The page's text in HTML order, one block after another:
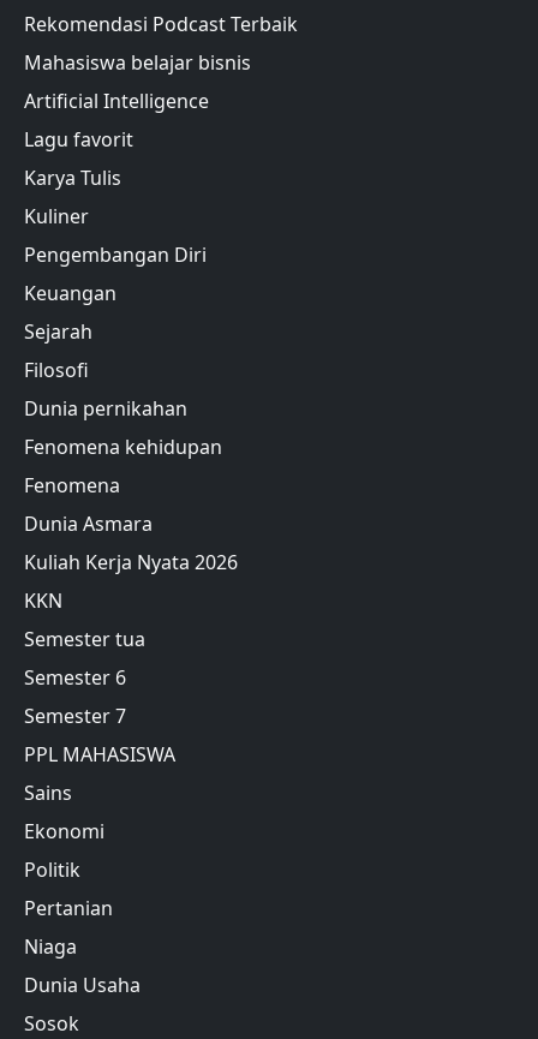
Rekomendasi Podcast Terbaik
Mahasiswa belajar bisnis
Artificial Intelligence
Lagu favorit
Karya Tulis
Kuliner
Pengembangan Diri
Keuangan
Sejarah
Filosofi
Dunia pernikahan
Fenomena kehidupan
Fenomena
Dunia Asmara
Kuliah Kerja Nyata 2026
KKN
Semester tua
Semester 6
Semester 7
PPL MAHASISWA
Sains
Ekonomi
Politik
Pertanian
Niaga
Dunia Usaha
Sosok